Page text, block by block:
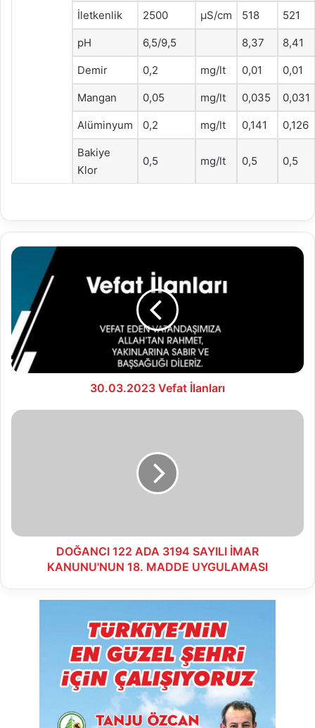
İletkenlik 2500 μS/cm 518 521
pH 6,5/9,5 8,37 8,41
Demir 0,2 mg/lt 0,01 0,01
Mangan 0,05 mg/lt 0,035 0,031
Alüminyum 0,2 mg/lt 0,141 0,126
Bakiye
Klor
0,5 mg/lt 0,5 0,5
30.03.2023
30.03.2023 Vefat İlanları
DOĞANCI
MADDE
UYGULAMASIDOĞANCI 122 ADA 3194 SAYILI İMAR
KANUNU'NUN 18. MADDE UYGULAMASI